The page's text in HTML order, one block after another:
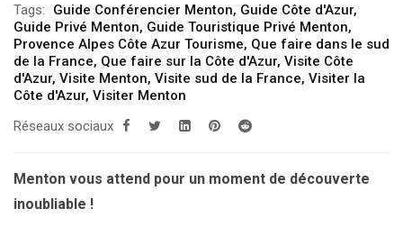
à
299.00€
Tags: Guide Conférencier Menton, Guide Côte d'Azur,
Guide Privé Menton, Guide Touristique Privé Menton,
Provence Alpes Côte Azur Tourisme, Que faire dans le sud
de la France, Que faire sur la Côte d'Azur, Visite Côte
d'Azur, Visite Menton, Visite sud de la France, Visiter la
Côte d'Azur, Visiter Menton
Réseaux sociaux
Menton vous attend pour un moment de découverte
inoubliable !